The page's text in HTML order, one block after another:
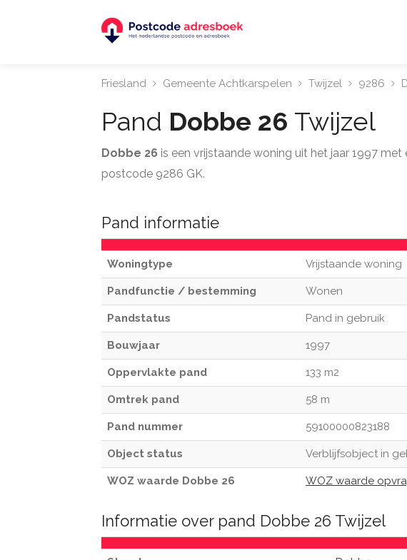
Friesland Gemeente Achtkarspelen Twijzel 9286
Pand Dobbe 26 Twijzel
Dobbe 26 is een vrijstaande woning uit het jaar 1997
postcode 9286 GK.
Pand informatie
Woningtype Vrijstaande woning
Pandfunctie / bestemming Wonen
Pandstatus Pand in gebruik
Bouwjaar 1997
Oppervlakte pand 133 m2
Omtrek pand 58 m
Pand nummer 59100000823188
Object status Verblijfsobject in
WOZ waarde Dobbe 26 WOZ waarde
Informatie over pand Dobbe 26 Twijzel